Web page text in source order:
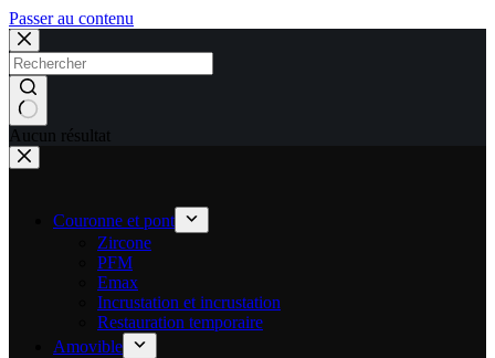
Passer au contenu
Aucun résultat
Couronne et pont
Zircone
PFM
Emax
Incrustation et incrustation
Restauration temporaire
Amovible